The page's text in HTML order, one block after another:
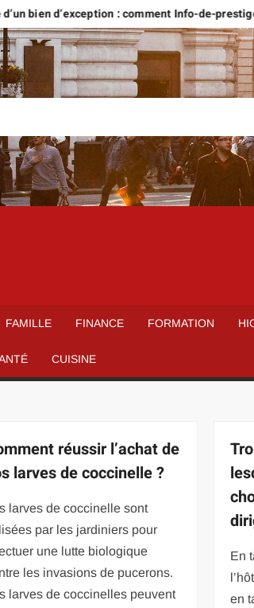
d’exception : comment Info-de-prestige-
FAMILLE FINANCE FORMATION
CUISINE
réussir l’achat de
larves de coccinelle ?
larves de coccinelle sont
par les jardiniers pour
une lutte biologique
les invasions de pucerons.
larves de coccinelles peuvent
En
en